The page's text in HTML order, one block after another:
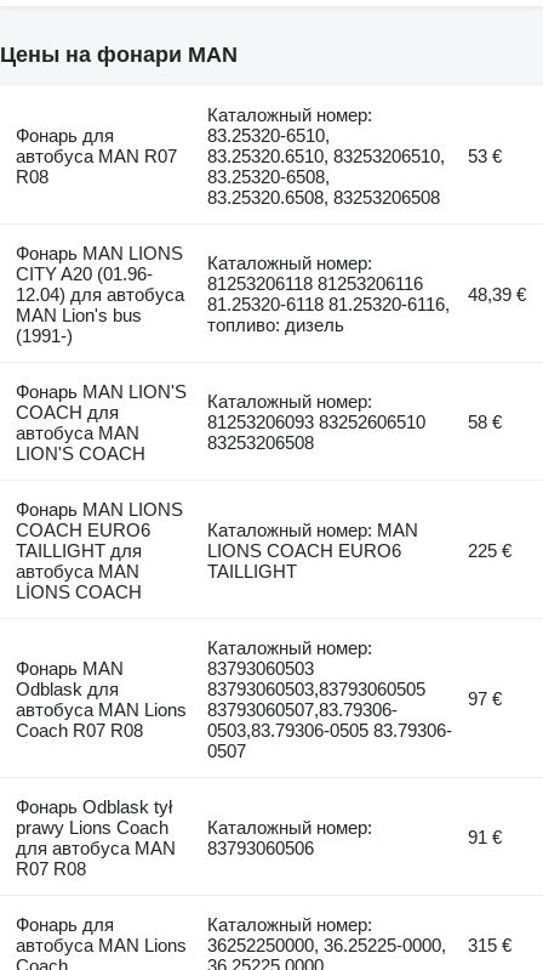
Цены на фонари MAN
Фонарь для
автобуса MAN R07
R08
Каталожный номер:
83.25320-6510,
83.25320.6510, 83253206510,
83.25320-6508,
83.25320.6508, 83253206508
53 €
Фонарь MAN LIONS
CITY A20 (01.96-
12.04) для автобуса
MAN Lion's bus
(1991-)
Каталожный номер:
81253206118 81253206116
81.25320-6118 81.25320-6116,
топливо: дизель
48,39 €
Фонарь MAN LION'S
COACH для
автобуса MAN
LION'S COACH
Каталожный номер:
81253206093 83252606510
83253206508
58 €
Фонарь MAN LIONS
COACH EURO6
TAILLIGHT для
автобуса MAN
LİONS COACH
Каталожный номер: MAN
LIONS COACH EURO6
TAILLIGHT
225 €
Фонарь MAN
Odblask для
автобуса MAN Lions
Coach R07 R08
Каталожный номер:
83793060503
83793060503,83793060505
83793060507,83.79306-
0503,83.79306-0505 83.79306-
0507
97 €
Фонарь Odblask tył
prawy Lions Coach
для автобуса MAN
R07 R08
Каталожный номер:
83793060506
91 €
Фонарь для
автобуса MAN Lions
Coach
Каталожный номер:
36252250000, 36.25225-0000,
36.25225.0000
315 €